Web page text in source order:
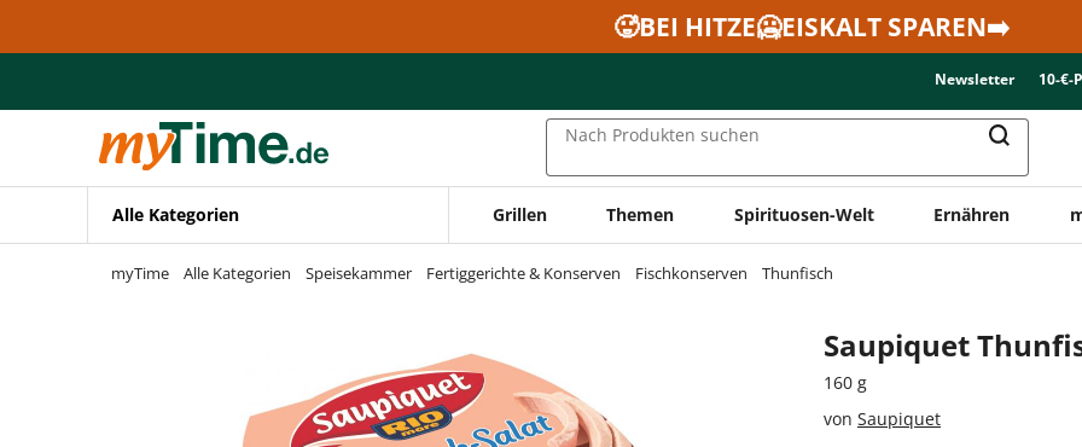
Zur Navigation springen
🥵BEI HITZE🥶EISKALT SPAREN➡️
Newsletter 10-€-
Nach Produkten suchen
Alle Kategorien Grillen Themen Spirituosen-Welt Ernähren
myTime Alle Kategorien Speisekammer Fertiggerichte & Konserven Fischkonserven Thunfisch
Saupiquet
160 g
von Saupiquet